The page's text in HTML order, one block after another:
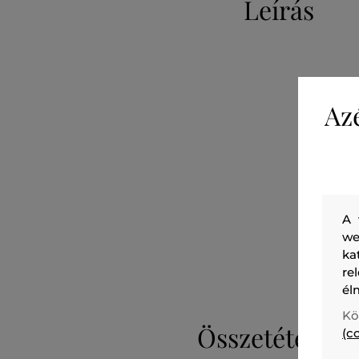
Leírás
Összetétel
A